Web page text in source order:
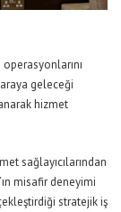
geleceği
hizmet
sağlayıcılarından
misafir deneyimi
stratejik iş